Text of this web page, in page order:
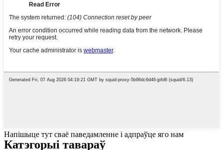
Напішыце тут сваё паведамленне і адпраўце яго нам
Катэгорыі тавараў